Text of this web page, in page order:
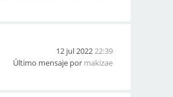
12 jul 202222:39
Último mensaje por makizae